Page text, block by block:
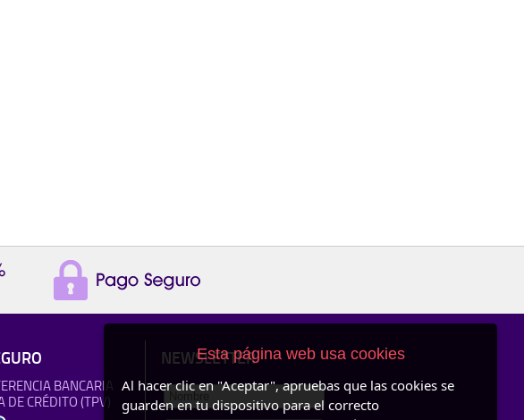
BANCARIA
DE CRÉDITO (TPV)
NEWSLETTER
Esta página web usa cookies
Al hacer clic en "Aceptar", apruebas que las cookies se
guarden en tu dispositivo para el correcto